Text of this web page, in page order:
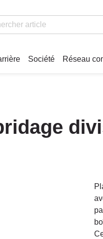
Société Réseau